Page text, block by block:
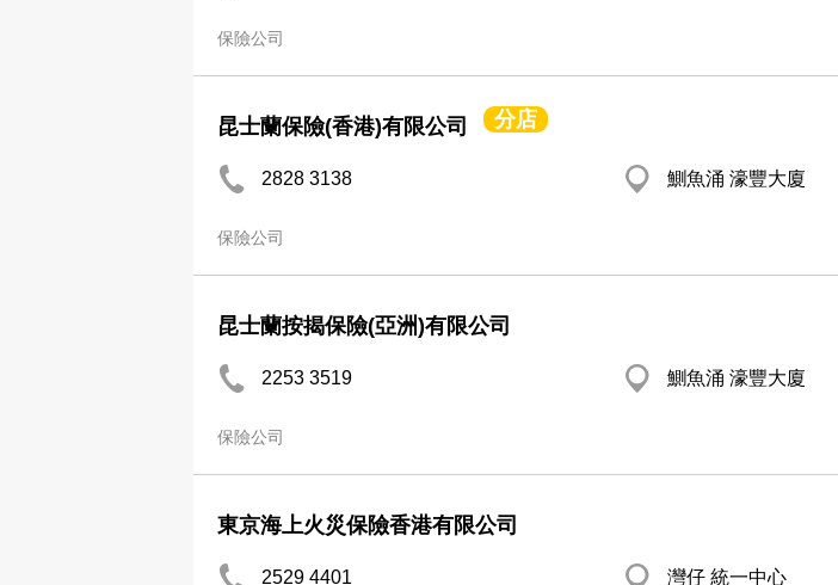
保險公司
昆士蘭保險(香港)有限公司 分店
2828 3138 鰂魚涌 濠豐大廈
保險公司
昆士蘭按揭保險(亞洲)有限公司
2253 3519 鰂魚涌 濠豐大廈
保險公司
東京海上火災保險香港有限公司
2529 4401 灣仔 統一中心